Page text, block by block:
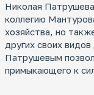
Николая
коллегию
хозяйства, но
других своих
Патрушевым
примыкающего к